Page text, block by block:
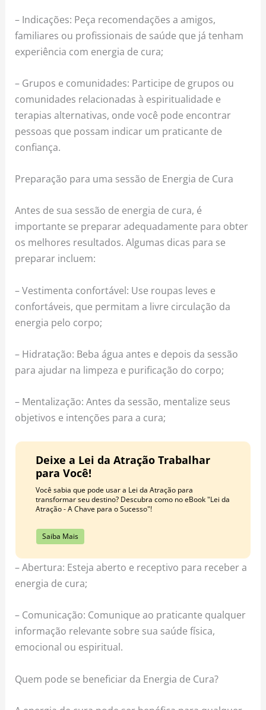
– Indicações: Peça recomendações a amigos,
familiares ou profissionais de saúde que já tenham
experiência com energia de cura;
– Grupos e comunidades: Participe de grupos ou
comunidades relacionadas à espiritualidade e
terapias alternativas, onde você pode encontrar
pessoas que possam indicar um praticante de
confiança.
Preparação para uma sessão de Energia de Cura
Antes de sua sessão de energia de cura, é
importante se preparar adequadamente para obter
os melhores resultados. Algumas dicas para se
preparar incluem:
– Vestimenta confortável: Use roupas leves e
confortáveis, que permitam a livre circulação da
energia pelo corpo;
– Hidratação: Beba água antes e depois da sessão
para ajudar na limpeza e purificação do corpo;
– Mentalização: Antes da sessão, mentalize seus
objetivos e intenções para a cura;
Deixe a Lei da Atração Trabalhar
para Você!
Você sabia que pode usar a Lei da Atração para
transformar seu destino? Descubra como no eBook "Lei da
Atração - A Chave para o Sucesso"!
Saiba Mais
– Abertura: Esteja aberto e receptivo para receber a
energia de cura;
– Comunicação: Comunique ao praticante qualquer
informação relevante sobre sua saúde física,
emocional ou espiritual.
Quem pode se beneficiar da Energia de Cura?